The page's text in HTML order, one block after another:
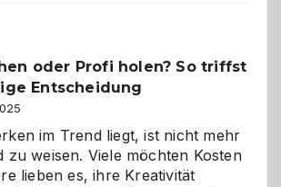
oder Profi holen? So triffst
Entscheidung
im Trend liegt, ist nicht mehr
zu weisen. Viele möchten Kosten
lieben es, ihre Kreativität